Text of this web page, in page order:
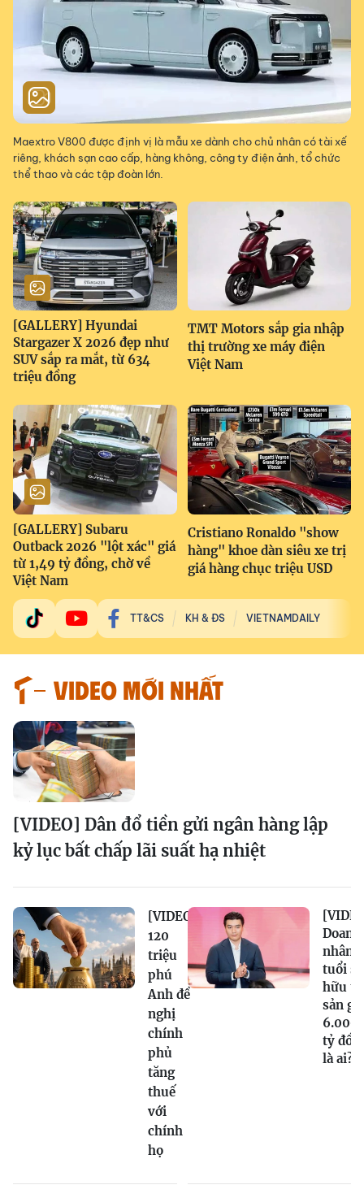
Maextro V800 được định vị là mẫu xe dành cho chủ nhân có tài xế
riêng, khách sạn cao cấp, hàng không, công ty điện ảnh, tổ chức
thể thao và các tập đoàn lớn.
[GALLERY] Hyundai
Stargazer X 2026 đẹp như
SUV sắp ra mắt, từ 634
triệu đồng
TMT Motors sắp gia nhập
thị trường xe máy điện
Việt Nam
[GALLERY] Subaru
Outback 2026 "lột xác" giá
từ 1,49 tỷ đồng, chờ về
Việt Nam
Cristiano Ronaldo "show
hàng" khoe dàn siêu xe trị
giá hàng chục triệu USD
TT&CS KH & ĐS VIETNAMDAILY
VIDEO MỚI NHẤT
[VIDEO] Dân đổ tiền gửi ngân hàng lập
kỷ lục bất chấp lãi suất hạ nhiệt
[VIDEO]
120
triệu
phú
Anh đề
nghị
chính
phủ
tăng
thuế
với
chính
họ
Doanh
nhân
tuổi sở
hữu
sản
6.000
tỷ
là ai?